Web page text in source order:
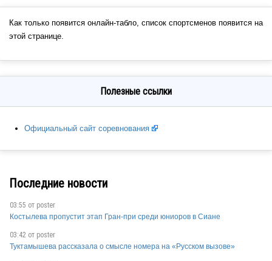
Как только появится онлайн-табло, список спортсменов появится на
этой странице.
Полезные ссылки
Официальный сайт соревнования
Последние новости
03:55 от poster
Костылева пропустит этап Гран-при среди юниоров в Сиане
03:42 от poster
Туктамышева рассказала о смысле номера на «Русском вызове»